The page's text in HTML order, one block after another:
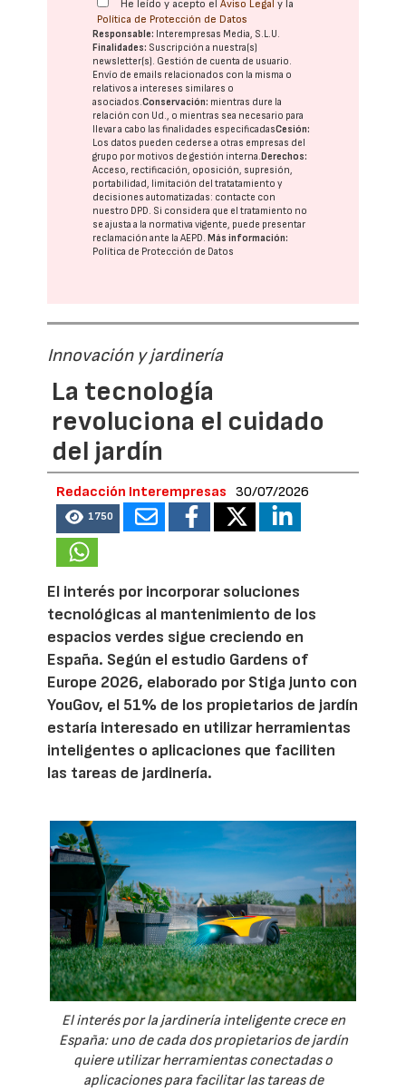
He leído y acepto elAviso Legal y la
Política de Protección de Datos
Responsable: Interempresas Media, S.L.U.
Finalidades: Suscripción a nuestra(s)
newsletter(s). Gestión de cuenta de usuario.
Envío de emails relacionados con la misma o
relativos a intereses similares o
asociados.Conservación: mientras dure la
relación con Ud., o mientras sea necesario para
llevar a cabo las finalidades especificadasCesión:
Los datos pueden cederse a otras empresas del
grupo por motivos de gestión interna. Derechos:
Acceso, rectificación, oposición, supresión,
portabilidad, limitación del tratatamiento y
decisiones automatizadas: contacte con
nuestro DPD. Si considera que el tratamiento no
se ajusta a la normativa vigente, puede presentar
reclamación ante laAEPD. Más información:
Política de Protección de Datos
Innovación y jardinería
La tecnología
revoluciona el cuidado
del jardín
Redacción Interempresas 30/07/2026
1750
El interés por incorporar soluciones
tecnológicas al mantenimiento de los
espacios verdes sigue creciendo en
España. Según el estudio Gardens of
Europe 2026, elaborado por Stiga junto con
YouGov, el 51% de los propietarios de jardín
estaría interesado en utilizar herramientas
inteligentes o aplicaciones que faciliten
las tareas de jardinería.
El interés por la jardinería inteligente crece en
España: uno de cada dos propietarios de jardín
quiere utilizar herramientas conectadas o
aplicaciones para facilitar las tareas de